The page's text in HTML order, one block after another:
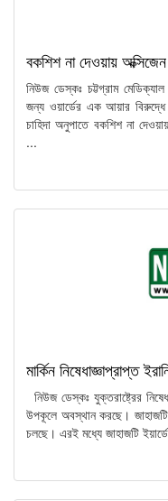
বকশিশ না দেওয়ায়
নিউজ ডেস্কঃ চট্টগ্রাম
জন্য ওয়ার্ডের এক আয়ার
চাহিদা অনুপাতে বকশিশ না
...
মার্কিন নিষেধাজ্ঞাপ্রাপ্ত
নিউজ ডেস্কঃ যুক্তরাষ্ট্রের
উপকূলে অবস্থান করছে। জাহাজটি
চলছে। এরই মধ্যে জাহাজটি